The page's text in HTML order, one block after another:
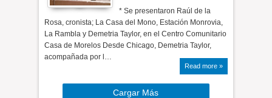
* Se presentaron Raúl de la
Rosa, cronista; La Casa del Mono, Estación Monrovia,
La Rambla y Demetria Taylor, en el Centro Comunitario
Casa de Morelos Desde Chicago, Demetria Taylor,
acompañada por l…
Read more »
Cargar Más